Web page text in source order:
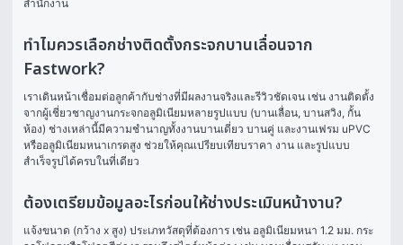
สำนักงาน
ทำไมควรเลือกช่างติดตั้งกระจกบานเลื่อนจาก
Fastwork?
เราเดินหน้าเชื่อมต่อลูกค้ากับช่างที่มีผลงานจริงและรีวิวชัดเจน เช่น งานติดตั้ง
จากผู้เชี่ยวชาญงานกระจกอลูมิเนียมหลายรูปแบบ (บานเลื่อน, บานสวิง, กั้น
ห้อง) ช่างเหล่านี้มีความชำนาญทั้งงานบานเดี่ยว บานคู่ และงานเฟรม uPVC
หรืออลูมิเนียมหนาเกรดสูง ช่วยให้คุณเปรียบเทียบราคา งาน และรูปแบบ
สำเร็จรูปได้ครบในที่เดียว
ต้องเตรียมข้อมูลอะไรก่อนให้ช่างประเมินหน้างาน?
แจ้งขนาด (กว้าง x สูง) ประเภทวัสดุที่ต้องการ เช่น อลูมิเนียมหนา 1.2 มม. กระ